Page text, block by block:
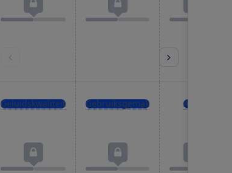
Geluidskwaliteit Gebruiksgemak Accu